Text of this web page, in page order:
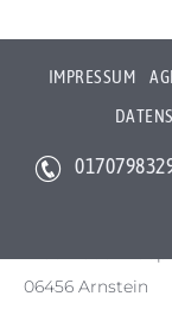
IMPRESSUM
Bertram
06456 Arnstein